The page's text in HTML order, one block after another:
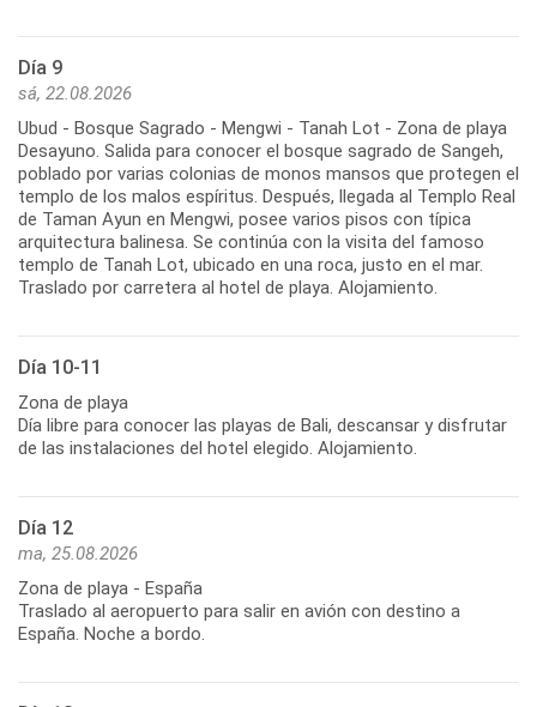
Día 9
sá, 22.08.2026
Ubud - Bosque Sagrado - Mengwi - Tanah Lot - Zona de playa
Desayuno. Salida para conocer el bosque sagrado de Sangeh,
poblado por varias colonias de monos mansos que protegen el
templo de los malos espíritus. Después, llegada al Templo Real
de Taman Ayun en Mengwi, posee varios pisos con típica
arquitectura balinesa. Se continúa con la visita del famoso
templo de Tanah Lot, ubicado en una roca, justo en el mar.
Traslado por carretera al hotel de playa. Alojamiento.
Día 10-11
Zona de playa
Día libre para conocer las playas de Bali, descansar y disfrutar
de las instalaciones del hotel elegido. Alojamiento.
Día 12
ma, 25.08.2026
Zona de playa - España
Traslado al aeropuerto para salir en avión con destino a
España. Noche a bordo.